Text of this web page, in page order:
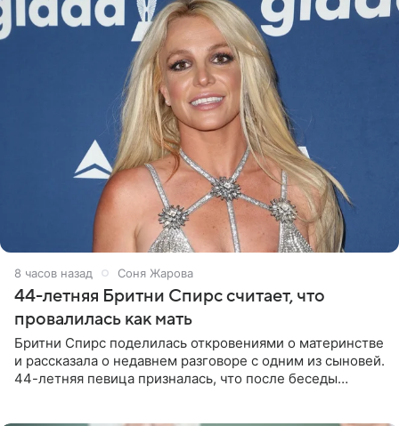
8 часов назад Соня Жарова
44-летняя Бритни Спирс считает, что
провалилась как мать
Бритни Спирс поделилась откровениями о материнстве
и рассказала о недавнем разговоре с одним из сыновей.
44-летняя певица призналась, что после беседы